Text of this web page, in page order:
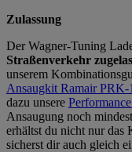
Zulassung
Der Wagner-Tuning
Straßenverkehr
unserem
Ansaugkit Ramair PRK-
dazu unsere
Ansaugung noch
erhältst du nicht nur das
sicherst dir auch gleich